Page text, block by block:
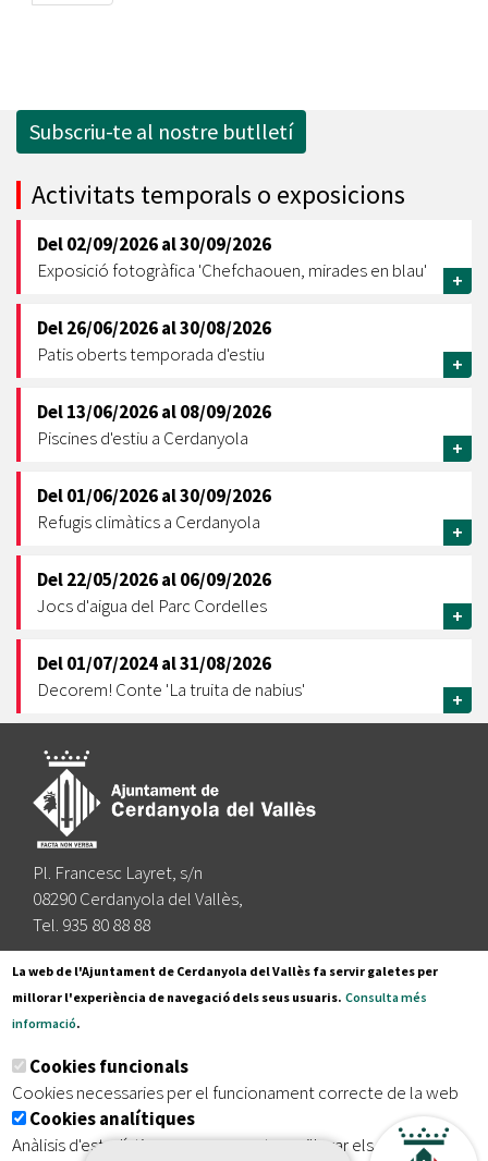
Subscriu-te al nostre butlletí
Activitats temporals o exposicions
Del02/09/2026al30/09/2026
Exposició fotogràfica 'Chefchaouen, mirades en blau'
+
Del26/06/2026al30/08/2026
Patis oberts temporada d'estiu
+
Del13/06/2026al08/09/2026
Piscines d'estiu a Cerdanyola
+
Del01/06/2026al30/09/2026
Refugis climàtics a Cerdanyola
+
Del22/05/2026al06/09/2026
Jocs d'aigua del Parc Cordelles
+
Del01/07/2024al31/08/2026
Decorem! Conte 'La truita de nabius'
+
Pl. Francesc Layret, s/n
08290 Cerdanyola del Vallès,
Tel. 935 80 88 88
Segueix-nos a:
Subscriu-te al nostre butlletí
Inici | Avís legal | Protecció de dades Mapa del lloc
| Accessibilitat
La web de l'Ajuntament de Cerdanyola del Vallès fa servir galetes per
millorar l'experiència de navegació dels seus usuaris. Consulta més
informació.
Cookies funcionals
Cookies necessaries per el funcionament correcte de la web
Cookies analítiques
Anàlisis d'estadístiques que permeten millorar els serveis del